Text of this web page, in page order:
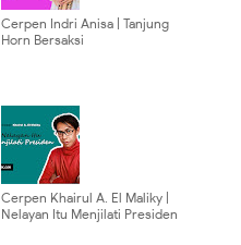
Cerpen Indri Anisa | Tanjung
Horn Bersaksi
Cerpen Khairul A. El Maliky |
Nelayan Itu Menjilati Presiden